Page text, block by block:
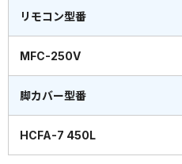
リモコン型番
MFC-250V
脚カバー型番
HCFA-7 450L